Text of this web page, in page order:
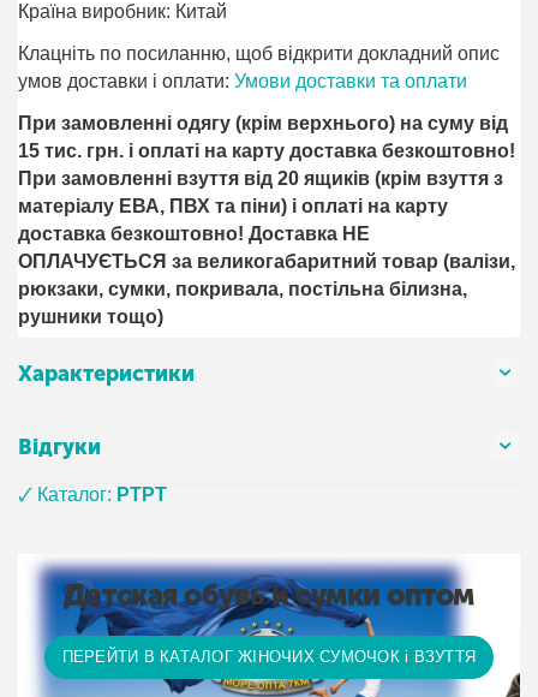
Країна виробник: Китай
Клацніть по посиланню, щоб відкрити докладний опис
умов доставки і оплати:Умови доставки та оплати
При замовленні одягу (крім верхнього) на суму від
15 тис. грн. і оплаті на карту доставка безкоштовно!
При замовленні взуття від 20 ящиків (крім взуття з
матеріалу ЕВА, ПВХ та піни) і оплаті на карту
доставка безкоштовно! Доставка НЕ ​​
ОПЛАЧУЄТЬСЯ за великогабаритний товар (валізи,
рюкзаки, сумки, покривала, постільна білизна,
рушники тощо)
Характеристики
Відгуки
🗸 Каталог: PTPT
Детская обувь и сумки оптом
ПЕРЕЙТИ В КАТАЛОГ ЖІНОЧИХ СУМОЧОК і ВЗУТТЯ